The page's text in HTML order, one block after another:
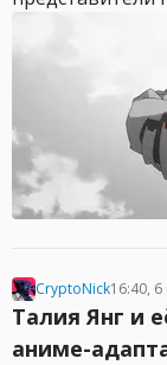
CryptoNick16:40,
Талия Янг и
аниме-